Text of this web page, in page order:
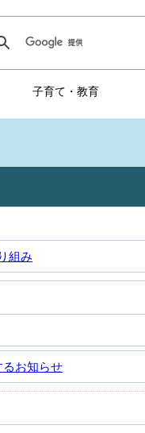
子育て・教育
組み
るお知らせ